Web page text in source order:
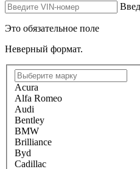
Это обязательное поле
Неверный формат.
Acura
Alfa Romeo
Audi
Bentley
BMW
Brilliance
Byd
Cadillac